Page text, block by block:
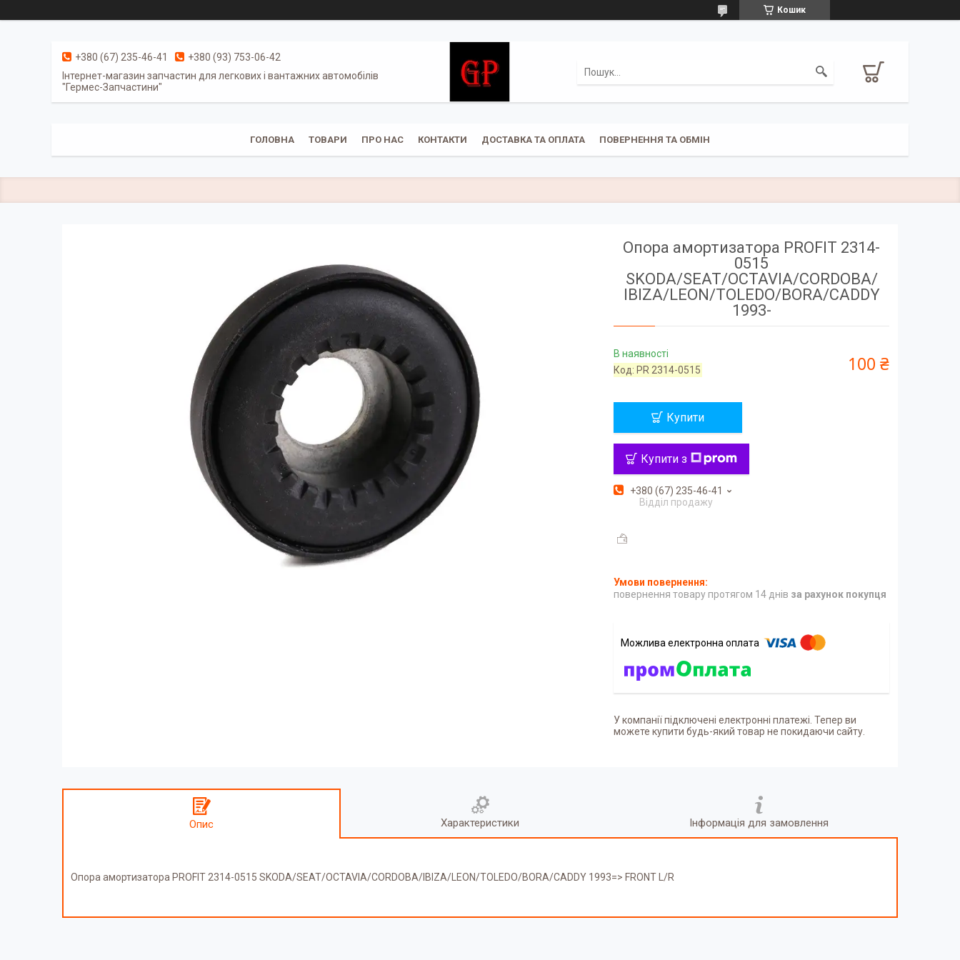
Кошик
+380 (67) 235-46-41
+380 (93) 753-06-42
Інтернет-магазин запчастин для легкових і вантажних автомобілів
"Гермес-Запчастини"
ГОЛОВНА ТОВАРИ ПРО НАС КОНТАКТИ ДОСТАВКА ТА ОПЛАТА ПОВЕРНЕННЯ ТА ОБМІН
Опора амортизатора PROFIT 2314-
0515
SKODA/SEAT/OCTAVIA/CORDOBA/
IBIZA/LEON/TOLEDO/BORA/CADDY
1993-
В наявності
Код: PR 2314-0515 100 ₴
Купити
Купити з
+380 (67) 235-46-41
Відділ продажу
повернення товару протягом 14 днів за рахунок покупця
У компанії підключені електронні платежі. Тепер ви
можете купити будь-який товар не покидаючи сайту.
Опис Характеристики Інформація для замовлення
Опора амортизатора PROFIT 2314-0515 SKODA/SEAT/OCTAVIA/CORDOBA/IBIZA/LEON/TOLEDO/BORA/CADDY 1993=> FRONT L/R